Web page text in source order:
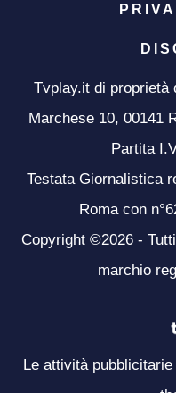
Tvplay.it di proprietà
Marchese 10, 00141
Partita
Testata Giornalistica
Roma con
Copyright ©2026 -
marchio
Le attività